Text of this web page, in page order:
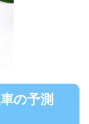
の予測